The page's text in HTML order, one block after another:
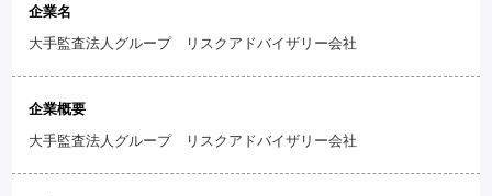
企業名
大手監査法人グループ リスクアドバイザリー会社
企業概要
大手監査法人グループ リスクアドバイザリー会社